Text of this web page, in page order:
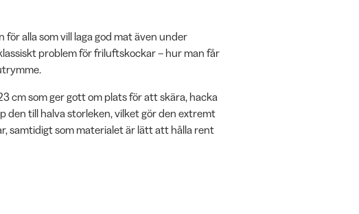
alla som vill laga god mat även under
problem för friluftskockar – hur man får
cm som ger gott om plats för att skära, hacka
den till halva storleken, vilket gör den extremt
samtidigt som materialet är lätt att hålla rent